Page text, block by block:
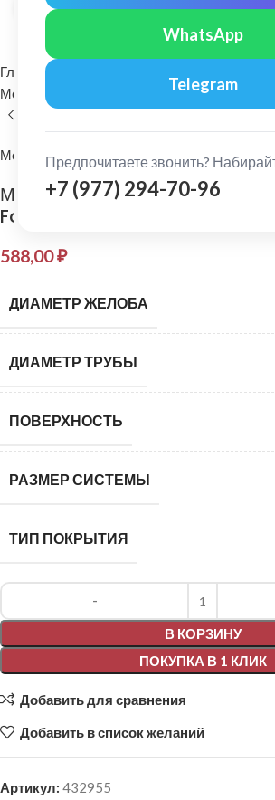
WhatsApp
Telegram
Предпочитаете звонить?
+7 (977) 294-70-96
Нажмите, чтобы увеличить
Главная
Металлические водосточные системы
МеталлПрофиль
МеталлПрофиль: Труба
Foramina D=100мм L=1м PUR
588,00₽
ДИАМЕТР ЖЕЛОБА
ДИАМЕТР ТРУБЫ
ПОВЕРХНОСТЬ
РАЗМЕР СИСТЕМЫ
ТИП ПОКРЫТИЯ
В КОРЗИНУ
ПОКУПКА В 1 КЛИК
Alternative:
Добавить для сравнения
Добавить в список желаний
Артикул: 432955